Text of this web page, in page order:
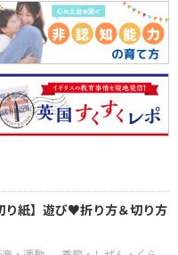
り紙】遊び♥折り方＆切り方